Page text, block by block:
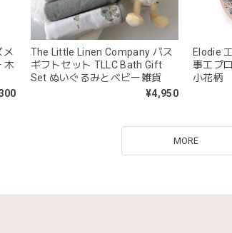
メ
木
The Little Linen Company バス
ギフトセット TLLC Bath Gift
Set ぬいぐるみとベビー雑貨
¥4,950
Elodie
事エプ
小花柄
MORE